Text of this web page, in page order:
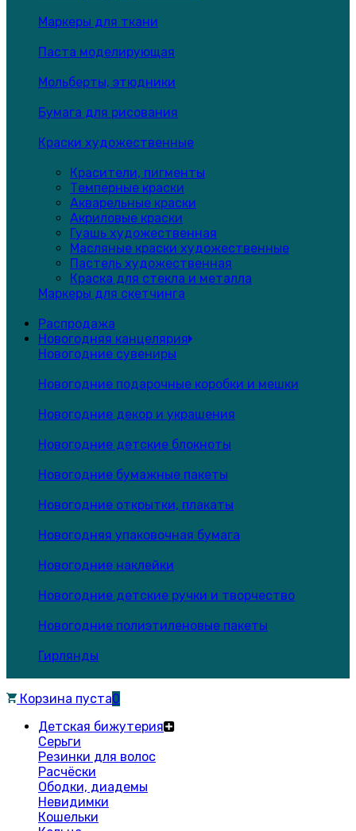
Маркеры для ткани
Паста моделирующая
Мольберты, этюдники
Бумага для рисования
Краски художественные
Красители, пигменты
Темперные краски
Акварельные краски
Акриловые краски
Гуашь художественная
Масляные краски художественные
Пастель художественная
Краска для стекла и металла
Маркеры для скетчинга
Распродажа
Новогодняя канцелярия
Новогодние сувениры
Новогодние подарочные коробки и мешки
Новогодние декор и украшения
Новогодние детские блокноты
Новогодние бумажные пакеты
Новогодние открытки, плакаты
Новогодняя упаковочная бумага
Новогодние наклейки
Новогодние детские ручки и творчество
Новогодние полиэтиленовые пакеты
Гирлянды
Корзина пуста0
Детская бижутерия
Серьги
Резинки для волос
Расчёски
Ободки, диадемы
Невидимки
Кошельки